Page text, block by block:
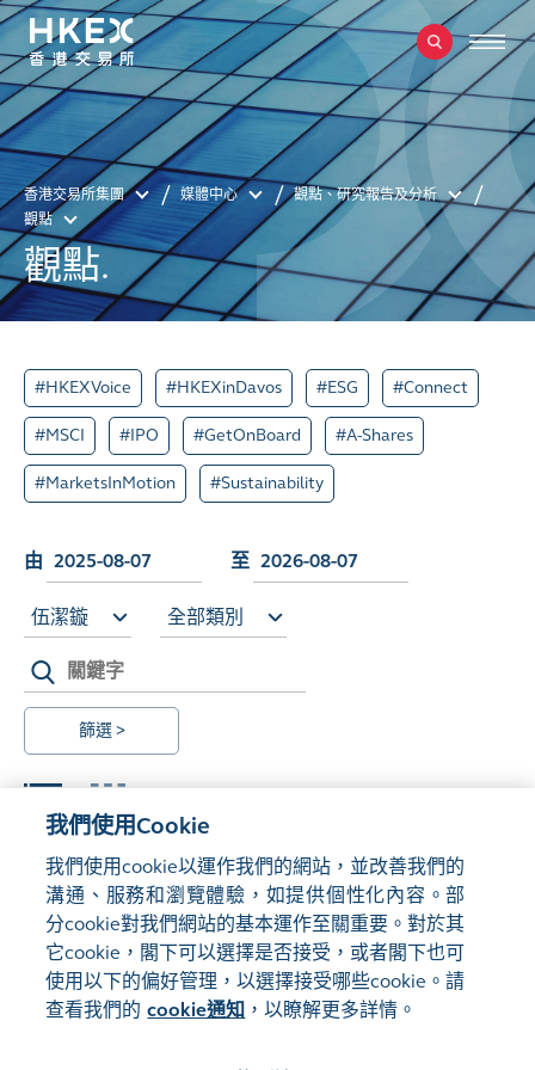
香港交易所集團 媒體中心
觀點、研究報告及分析
觀點
觀點.
#HKEXVoice #HKEXinDavos #ESG #Connect
#MSCI #IPO #GetOnBoard #A-Shares
#MarketsInMotion #Sustainability
由 至
伍潔鏇 全部類別
篩選 >
Load More
管理偏好
我們使用Cookie
我們使用cookie以運作我們的網站，並改善我們的
溝通、服務和瀏覽體驗，如提供個性化內容。部
分cookie對我們網站的基本運作至關重要。對於其
它cookie，閣下可以選擇是否接受，或者閣下也可
使用以下的偏好管理，以選擇接受哪些cookie。請
查看我們的 cookie通知 ，以瞭解更多詳情。